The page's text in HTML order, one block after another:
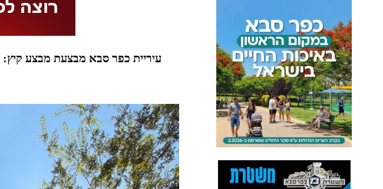
עיריית כפר סבא מבצעת מבצע קיץ: